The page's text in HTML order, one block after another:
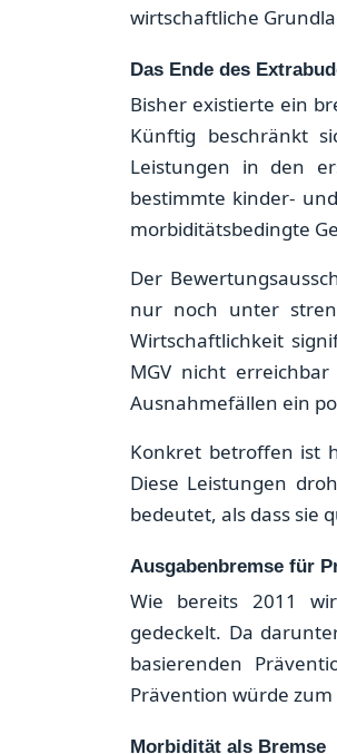
wirtschaftliche
Das Ende des
Bisher existierte ein
Künftig beschränkt
Leistungen in den
bestimmte kinder-
morbiditätsbedingte
Der
nur noch unter
Wirtschaftlichkeit
MGV nicht
Ausnahmefällen ein
Konkret betroffen ist
Diese Leistungen
bedeutet, als dass sie
Ausgabenbremse für
Wie bereits 2011
gedeckelt. Da
basierenden
Prävention würde
Morbidität als Bremse